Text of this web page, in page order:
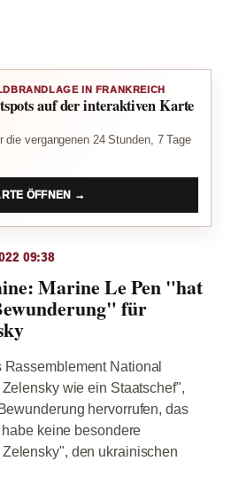
IN FRANKREICH
auf der interaktiven Karte
die vergangenen 24 Stunden, 7 Tage
ÖFFNEN →
09:38
Marine Le Pen "hat
für
National
wie ein Staatschef",
hervorrufen, das
keine besondere
den ukrainischen